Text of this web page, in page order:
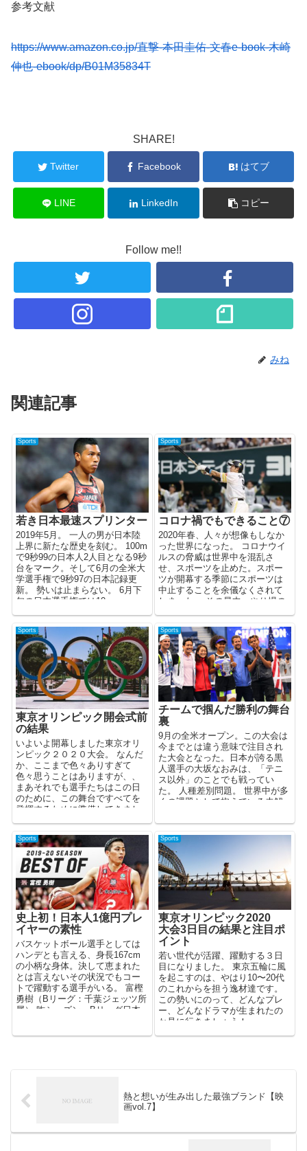
参考文献
https://www.amazon.co.jp/直撃-本田圭佑-文春e-book-木崎
伸也-ebook/dp/B01M35834T
SHARE!
Twitter Facebook はてブ
LINE LinkedIn コピー
Follow me!!
みね
関連記事
Sports
若き日本最速スプリンター
2019年5月。 一人の男が日本陸
上界に新たな歴史を刻む。 100m
で9秒99の日本人2人目となる9秒
台をマーク。そして6月の全米大
学選手権で9秒97の日本記録更
新。 勢いは止まらない。 6月下
旬の日本選手権では10...
Sports
コロナ禍でもできること⑦
2020年春、人々が想像もしなか
った世界になった。 コロナウイ
ルスの脅威は世界中を混乱さ
せ、スポーツを止めた。スポー
ツが開幕する季節にスポーツは
中止することを余儀なくされて
しまった。 その最中、やり場の
Sports
東京オリンピック開会式前
の結果
いよいよ開幕しました東京オリ
ンピック２０２０大会。 なんだ
か、ここまで色々ありすぎて
色々思うことはありますが、、
まあそれでも選手たちはこの日
のために、この舞台ですべてを
発揮するために準備してきまし
Sports
チームで掴んだ勝利の舞台
裏
9月の全米オープン。この大会は
今までとは違う意味で注目され
た大会となった。日本が誇る黒
人選手の大坂なおみは、「テニ
ス以外」のことでも戦ってい
た。 人種差別問題。 世界中が多
くの課題として抱えている未解
問...
Sports
史上初！日本人1億円プレ
イヤーの素性
バスケットボール選手としては
ハンデとも言える、身長167cm
の小柄な身体。決して恵まれた
とは言えないその状況でもコー
トで躍動する選手がいる。 富樫
勇樹（Bリーグ：千葉ジェッツ所
属） 昨シーズン、Bリーグ日本
Sports
東京オリンピック2020
大会3日目の結果と注目ポ
イント
若い世代が活躍、躍動する３日
目になりました。 東京五輪に風
を起こすのは、やはり10〜20代
のこれからを担う逸材達です。
この勢いにのって、どんなプレ
ー、どんなドラマが生まれたの
か見に行きましょう！
熱と想いが生み出した最強ブランド【映
画vol.7】